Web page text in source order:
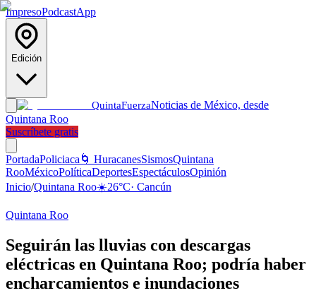
ImpresoPodcastApp
Edición
QuintaFuerzaNoticias de México, desde
Quintana Roo
Suscríbete gratis
PortadaPoliciaca 🌀 HuracanesSismosQuintana
RooMéxicoPolíticaDeportesEspectáculosOpinión
Inicio/Quintana Roo☀️26°C· Cancún
Quintana Roo
Seguirán las lluvias con descargas
eléctricas en Quintana Roo; podría haber
encharcamientos e inundaciones